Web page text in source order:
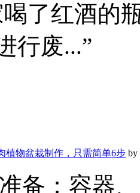
了红酒的
行废...”
植物盆栽制作，只需简单6步 by
备：容器